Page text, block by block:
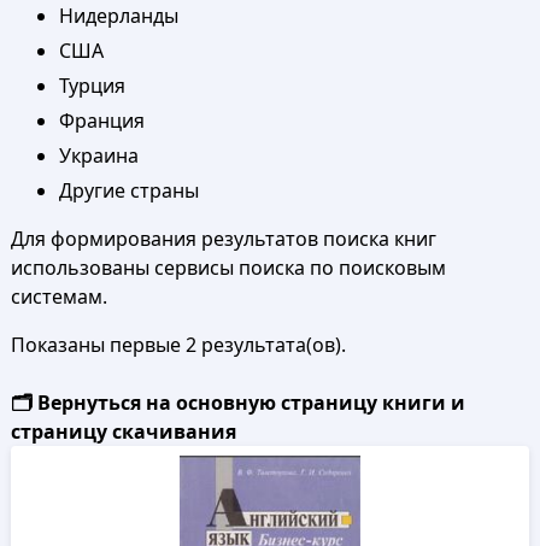
Нидерланды
США
Турция
Франция
Украина
Другие страны
Для формирования результатов поиска книг
использованы сервисы поиска по поисковым
системам.
Показаны первые 2 результата(ов).
🗂️ Вернуться на основную страницу книги и
страницу скачивания